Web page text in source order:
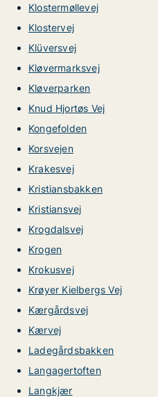
Klostermøllevej
Klostervej
Klüversvej
Kløvermarksvej
Kløverparken
Knud Hjortøs Vej
Kongefolden
Korsvejen
Krakesvej
Kristiansbakken
Kristiansvej
Krogdalsvej
Krogen
Krokusvej
Krøyer Kielbergs Vej
Kærgårdsvej
Kærvej
Ladegårdsbakken
Langagertoften
Langkjær